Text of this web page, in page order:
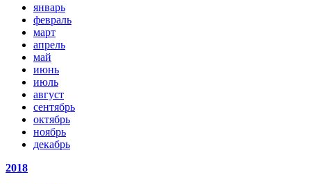
январь
февраль
март
апрель
май
июнь
июль
август
сентябрь
октябрь
ноябрь
декабрь
2018